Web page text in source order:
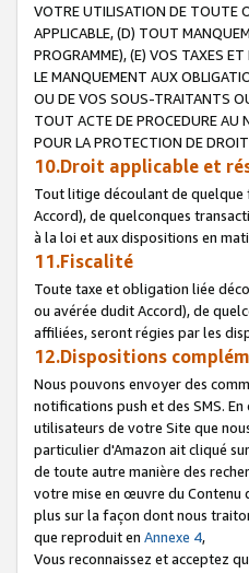
VOTRE UTILISATION DE TOUTE
APPLICABLE, (D) TOUT
PROGRAMME), (E) VOS TAXES
LE MANQUEMENT AUX
OU DE VOS SOUS-TRAITANTS
TOUT ACTE DE PROCEDURE AU
POUR LA PROTECTION DE
10.Droit applicable et
Tout litige découlant de quelque
Accord), de quelconques
à la loi et aux dispositions en
11.Fiscalité
Toute taxe et obligation liée
ou avérée dudit Accord), de
affiliées, seront régies par les
12.Dispositions
Nous pouvons envoyer des
notifications push et des SMS.
utilisateurs de votre Site que
particulier d'Amazon ait cliqué
de toute autre manière des
votre mise en œuvre du Contenu
plus sur la façon dont nous
que reproduit en Annexe 4,
Vous reconnaissez et acceptez